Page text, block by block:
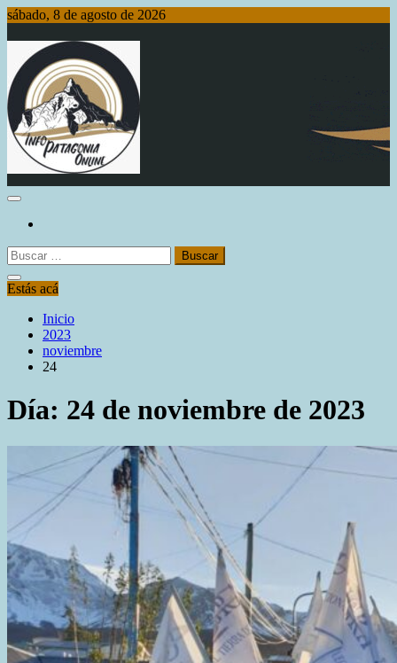
Saltar
contenido
sábado, 8 de agosto de 2026
Info Patagonia Online
Buscar:
Estás acá
Inicio
2023
noviembre
24
Día: 24 de noviembre de 2023